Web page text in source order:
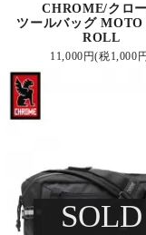
CHROME/クロ
ツールバッグ
ROLL
11,000円(税1,000
SOLD